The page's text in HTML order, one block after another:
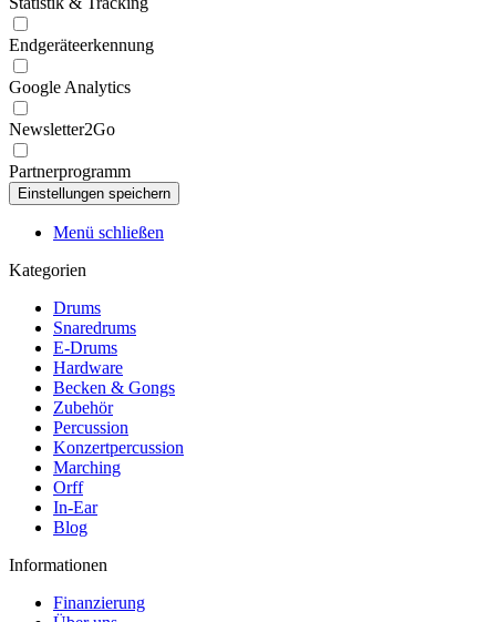
Endgeräteerkennung
Google Analytics
Newsletter2Go
Partnerprogramm
Menü schließen
Kategorien
Drums
Snaredrums
E-Drums
Hardware
Becken & Gongs
Zubehör
Percussion
Konzertpercussion
Marching
Orff
In-Ear
Blog
Informationen
Finanzierung